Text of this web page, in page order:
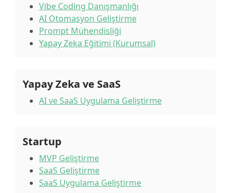
Vibe Coding Danışmanlığı
AI Otomasyon Geliştirme
Prompt Mühendisliği
Yapay Zeka Eğitimi (Kurumsal)
Yapay Zeka ve SaaS
AI ve SaaS Uygulama Geliştirme
Startup
MVP Geliştirme
SaaS Geliştirme
SaaS Uygulama Geliştirme